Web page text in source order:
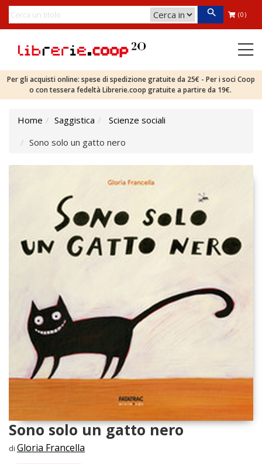
(0)
Per gli acquisti online: spese di spedizione gratuite da 25€ - Per i soci Coop
o con tessera fedeltà Librerie.coop gratuite a partire da 19€.
Home Saggistica
Scienze sociali
Sono solo un gatto nero
Sono solo un gatto nero
di Gloria Francella